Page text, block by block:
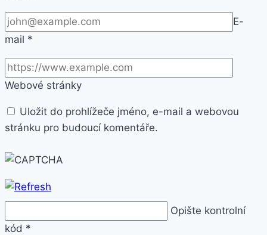
E-
mail *
Webové stránky
Uložit do prohlížeče jméno, e-mail a webovou
stránku pro budoucí komentáře.
Opište kontrolní
kód *